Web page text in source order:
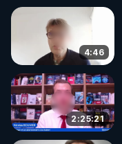
4:46
2:25:21